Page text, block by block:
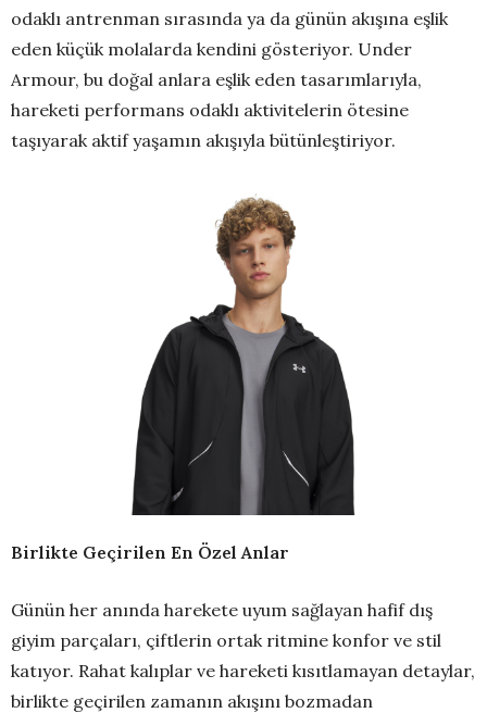
odaklı antrenman sırasında ya da günün akışına eşlik
eden küçük molalarda kendini gösteriyor. Under
Armour, bu doğal anlara eşlik eden tasarımlarıyla,
hareketi performans odaklı aktivitelerin ötesine
taşıyarak aktif yaşamın akışıyla bütünleştiriyor.
Birlikte Geçirilen En Özel Anlar
Günün her anında harekete uyum sağlayan hafif dış
giyim parçaları, çiftlerin ortak ritmine konfor ve stil
katıyor. Rahat kalıplar ve hareketi kısıtlamayan detaylar,
birlikte geçirilen zamanın akışını bozmadan